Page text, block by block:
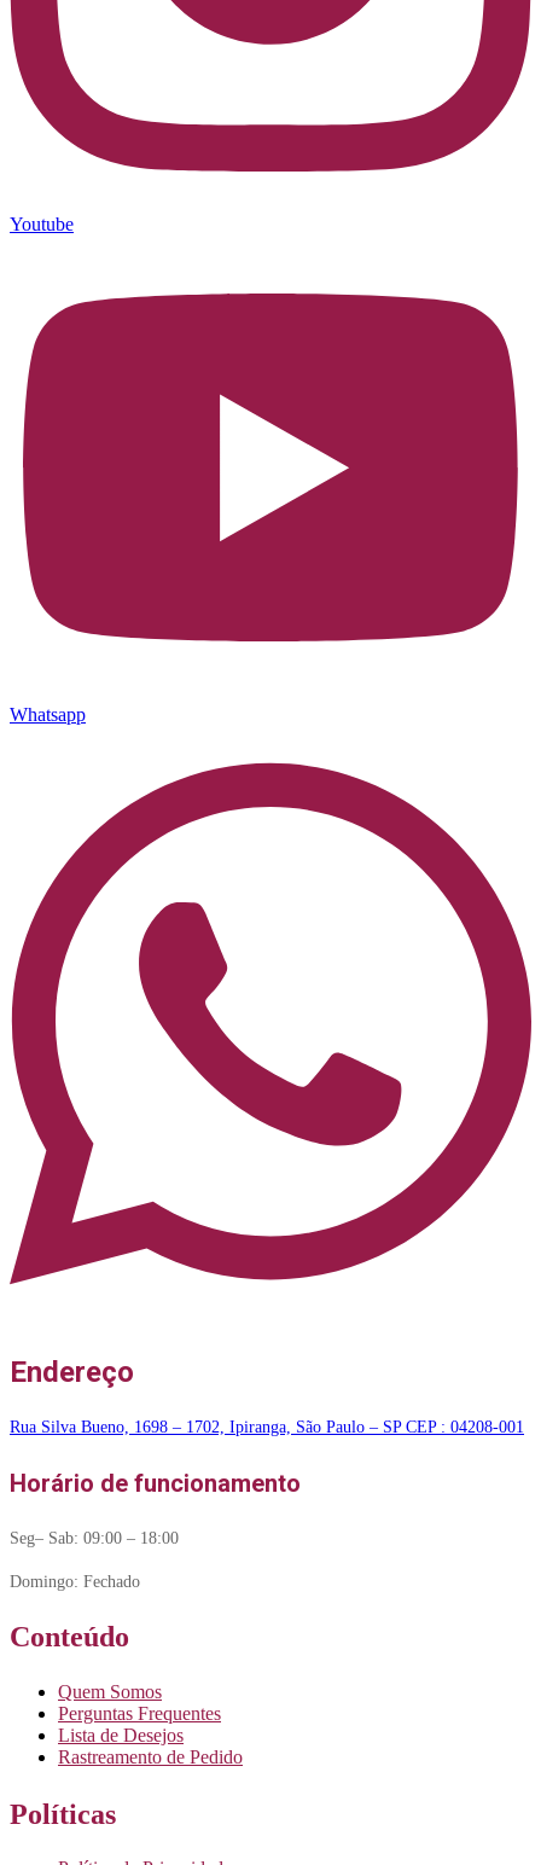
Youtube
Whatsapp
Endereço
Rua Silva Bueno, 1698 – 1702, Ipiranga, São Paulo – SP CEP : 04208-001
Horário de funcionamento
Seg– Sab: 09:00 – 18:00
Domingo: Fechado
Conteúdo
Quem Somos
Perguntas Frequentes
Lista de Desejos
Rastreamento de Pedido
Políticas